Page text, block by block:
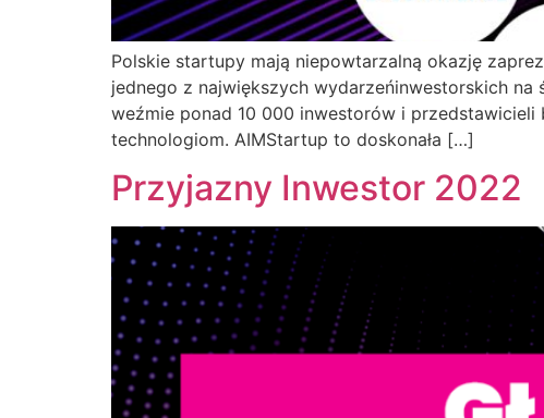
Polskie startupy mają niepowtarzalną okazję
jednego z największych wydarzeńinwestorskich
weźmie ponad 10 000 inwestorów i przedstawicieli
technologiom. AIMStartup to doskonała […]
Przyjazny Inwestor 2022